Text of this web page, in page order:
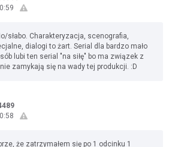
słabo. Charakteryzacja, scenografia,
dialogi to żart. Serial dla bardzo mało
lubi ten serial "na siłę" bo ma związek z
zamykają się na wady tej produkcji. :D
że zatrzymałem się po 1 odcinku 1